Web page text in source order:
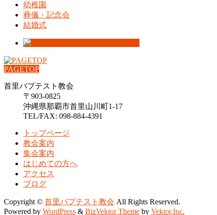
幼稚園
葬儀・記念会
結婚式
PAGETOP
首里バプテスト教会
〒903-0825
沖縄県那覇市首里山川町1-17
TEL/FAX: 098-884-4391
トップページ
教会案内
集会案内
はじめての方へ
アクセス
ブログ
Copyright © 首里バプテスト教会 All Rights Reserved.
Powered by WordPress & BizVektor Theme by Vektor,Inc.